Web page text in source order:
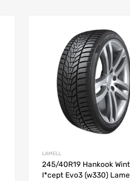
LAMELL
245/40R19 Hankook
I*cept Evo3 (w330)